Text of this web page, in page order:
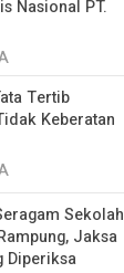
Nasional PT.
Tertib
Keberatan
Sekolah
Jaksa
Diperiksa